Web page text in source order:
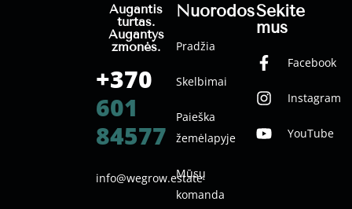
Nuorodos
Pradžia
Skelbimai
Paieška
žemėlapyje
Mūsų
komanda
Sekite
mus
Facebook
Instagram
YouTube
Augantis
turtas.
Augantys
žmonės.
+370
601
84577
info@wegrow.estate